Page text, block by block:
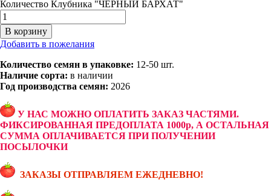
Количество Клубника "ЧЁРНЫЙ БАРХАТ"
В корзину
Добавить в пожелания
Количество семян в упаковке: 12-50 шт.
Наличие сорта: в наличии
Год производства семян: 2026
У НАС МОЖНО ОПЛАТИТЬ ЗАКАЗ ЧАСТЯМИ.
ФИКСИРОВАННАЯ ПРЕДОПЛАТА 1000р, А ОСТАЛЬНАЯ
СУММА ОПЛАЧИВАЕТСЯ ПРИ ПОЛУЧЕНИИ
ПОСЫЛОЧКИ
ЗАКАЗЫ ОТПРАВЛЯЕМ ЕЖЕДНЕВНО!